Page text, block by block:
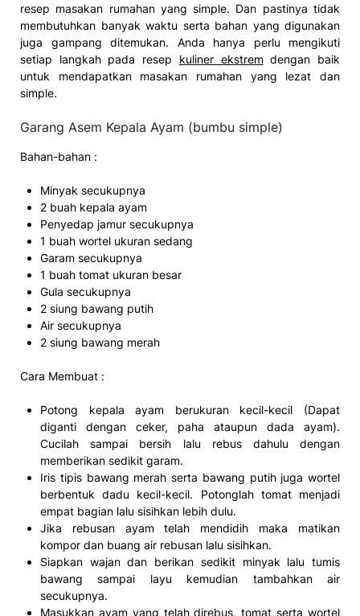
resep masakan rumahan yang simple. Dan pastinya tidak
membutuhkan banyak waktu serta bahan yang digunakan
juga gampang ditemukan. Anda hanya perlu mengikuti
setiap langkah pada resep kuliner ekstremdengan baik
untuk mendapatkan masakan rumahan yang lezat dan
simple.
Garang Asem Kepala Ayam (bumbu simple)
Bahan-bahan :
Minyak secukupnya
2 buah kepala ayam
Penyedap jamur secukupnya
1 buah wortel ukuran sedang
Garam secukupnya
1 buah tomat ukuran besar
Gula secukupnya
2 siung bawang putih
Air secukupnya
2 siung bawang merah
Cara Membuat :
Potong kepala ayam berukuran kecil-kecil (Dapat
diganti dengan ceker, paha ataupun dada ayam).
Cucilah sampai bersih lalu rebus dahulu dengan
memberikan sedikit garam.
Iris tipis bawang merah serta bawang putih juga wortel
berbentuk dadu kecil-kecil. Potonglah tomat menjadi
empat bagian lalu sisihkan lebih dulu.
Jika rebusan ayam telah mendidih maka matikan
kompor dan buang air rebusan lalu sisihkan.
Siapkan wajan dan berikan sedikit minyak lalu tumis
bawang sampai layu kemudian tambahkan air
secukupnya.
Masukkan ayam yang telah direbus, tomat serta wortel